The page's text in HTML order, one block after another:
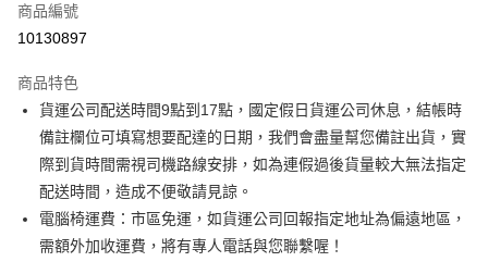
台灣樂天信用卡公司
相關說明
【大哥付你分期使用說明】
2.付款方式選擇「大哥付你分期」，訂單成立後會自動跳轉到大哥付的交易
流程，驗證手機門號後，選擇欲分期的期數、繳款截止日，確認付款後即完
成交易。
3.實際核准額度、可分期數及費用金額請依後續交易確認頁面所載為準。
4.訂單成立30分鐘內，如未前往確認交易或遇審核未通過，訂單將自動取
法說明評估內容。
【繳款方式說明】
1.分期款項不併入電信帳單，「大哥付你分期」於每月結算日後寄送繳費提
醒簡訊。
相關說明
【關於「AFTEE先享後付」】
AFTEE先享後付是「在收到商品之後才付款」的支付方式。 讓您購物簡單
便利好安心！
１．簡單：不需註冊會員、不需綁卡、不需儲值。
２．便利：只要手機號碼，簡訊認證，即可結帳。
３．安心：先確認商品／服務後，再付款。
【「AFTEE先享後付」結帳流程】
ATM付款
宅配
每筆NT$100，滿NT$599(含以上)免運費
商品編號
10130897
商品特色
貨運公司配送時間9點到17點，國定假日貨運公司休息，結帳時
備註欄位可填寫想要配達的日期，我們會盡量幫您備註出貨，實
際到貨時間需視司機路線安排，如為連假過後貨量較大無法指定
配送時間，造成不便敬請見諒。
電腦椅運費：市區免運，如貨運公司回報指定地址為偏遠地區，
需額外加收運費，將有專人電話與您聯繫喔！